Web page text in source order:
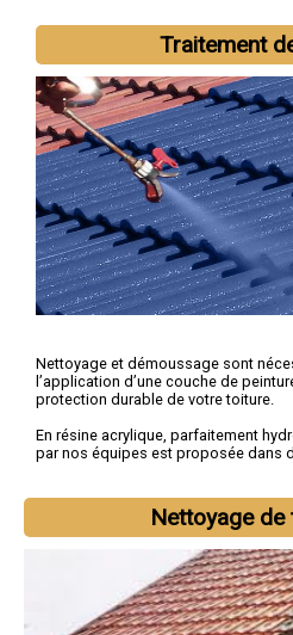
Traitement
Nettoyage et démoussage sont
l’application d’une couche de
protection durable de votre toiture.
En résine acrylique, parfaitement
par nos équipes est proposée dans
Nettoyage de